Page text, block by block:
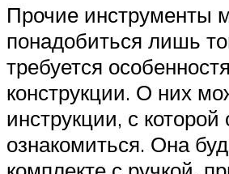
Прочие инструменты
понадобиться лишь
требуется
конструкции. О них
инструкции, с которой
ознакомиться. Она